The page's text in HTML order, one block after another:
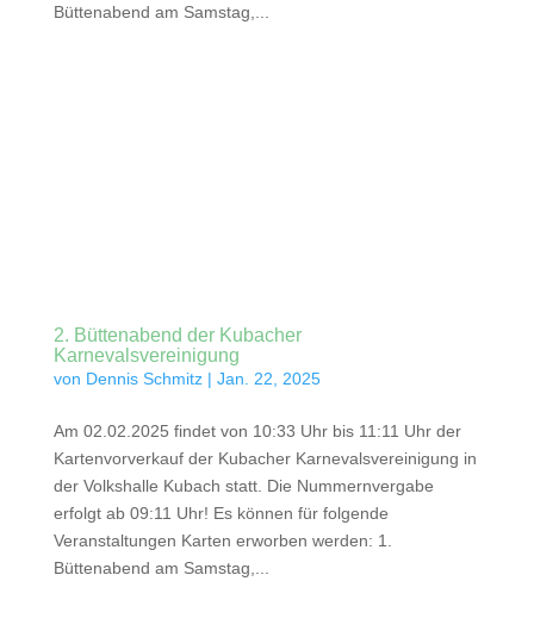
Büttenabend am Samstag,...
2. Büttenabend der Kubacher
Karnevalsvereinigung
von Dennis Schmitz| Jan. 22, 2025
Am 02.02.2025 findet von 10:33 Uhr bis 11:11 Uhr der
Kartenvorverkauf der Kubacher Karnevalsvereinigung in
der Volkshalle Kubach statt. Die Nummernvergabe
erfolgt ab 09:11 Uhr! Es können für folgende
Veranstaltungen Karten erworben werden: 1.
Büttenabend am Samstag,...